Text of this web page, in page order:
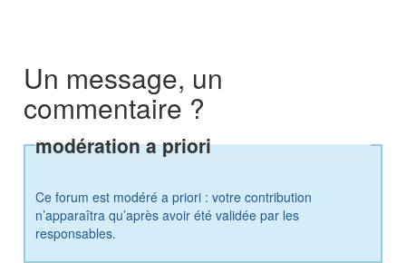
Un message, un
commentaire ?
modération a priori
Ce forum est modéré a priori : votre contribution
n’apparaîtra qu’après avoir été validée par les
responsables.